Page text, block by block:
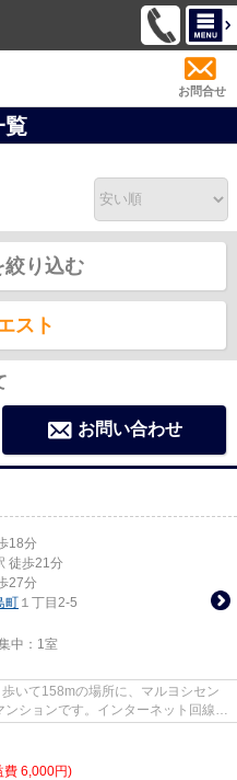
お問合せ
覧
絞り込む
スト
お問い合わせ
18分
徒歩21分
27分
町 １丁目2-5
中： 1室
いて158mの場所に、マルヨシセン
ションです。インターネット回線が
費 6,000円)